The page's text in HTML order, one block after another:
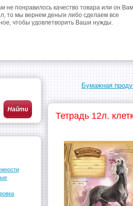
не понравилось качество товара или он
то мы вернем деньги либо сделаем все
чтобы удовлетворить Ваши нужды.
Бумажная
Тетрадь 12л.